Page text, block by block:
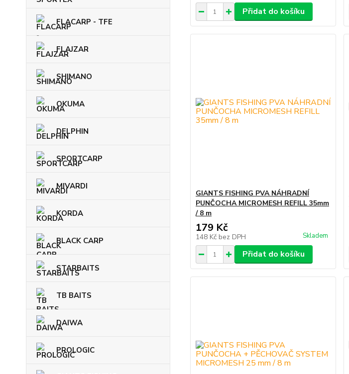
FLACARP - TFE
FLAJZAR
SHIMANO
OKUMA
DELPHIN
SPORTCARP
MIVARDI
KORDA
BLACK CARP
STARBAITS
TB BAITS
DAIWA
PROLOGIC
Přidat do košíku
GIANTS FISHING PVA NÁHRADNÍ
PUNČOCHA MICROMESH REFILL 35mm
/ 8 m
179 Kč
148 Kč bez DPH Skladem
Přidat do košíku